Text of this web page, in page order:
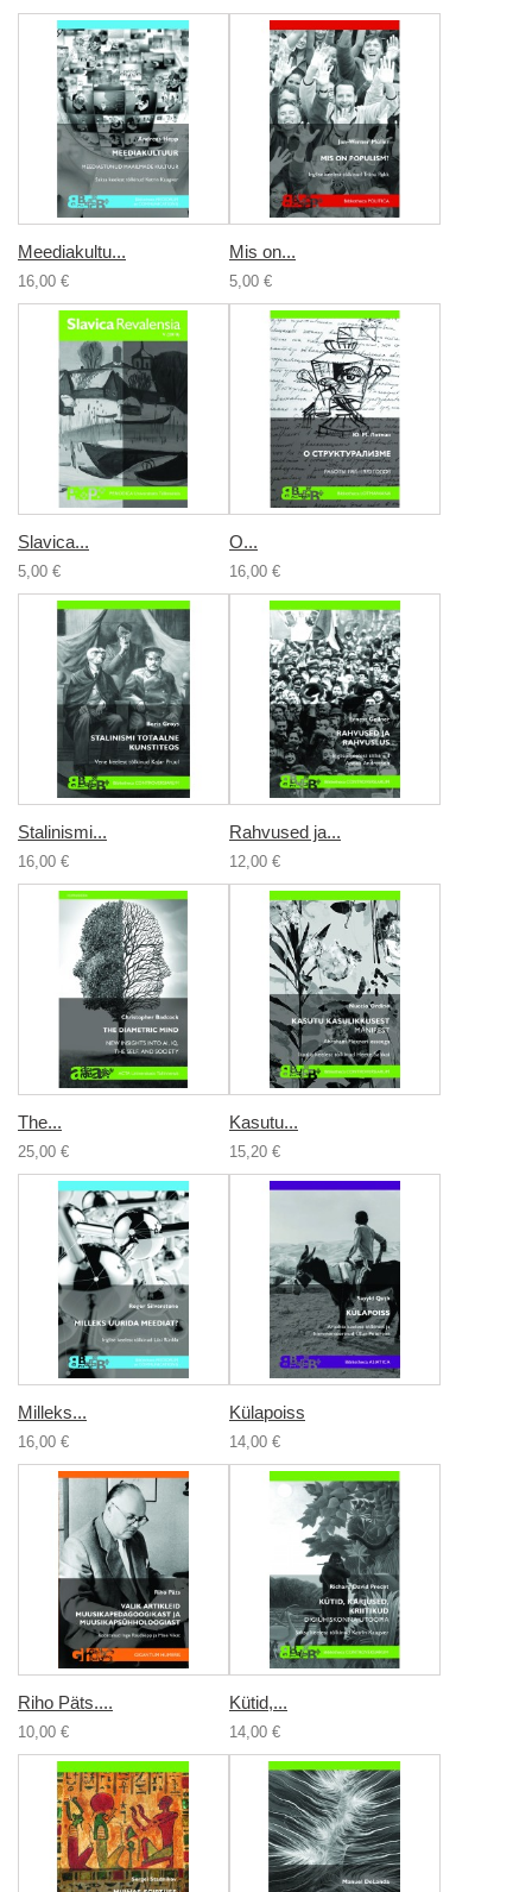
Meediakultu...
16,00 €
Mis on...
5,00 €
Slavica...
5,00 €
О...
16,00 €
Stalinismi...
16,00 €
Rahvused ja...
12,00 €
The...
25,00 €
Kasutu...
15,20 €
Milleks...
16,00 €
Külapoiss
14,00 €
Riho Päts....
10,00 €
Kütid,...
14,00 €